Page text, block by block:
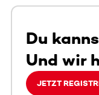
Du
Und wir
JETZT